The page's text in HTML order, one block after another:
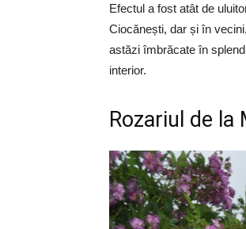
Efectul a fost atât de
Ciocănești, dar și în
astăzi îmbrăcate în
interior.
Rozariul de la